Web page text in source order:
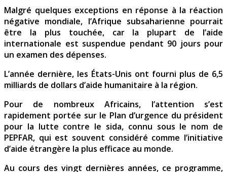
Malgré quelques exceptions en réponse à la réaction
négative mondiale, l’Afrique subsaharienne pourrait
être la plus touchée, car la plupart de l’aide
internationale est suspendue pendant 90 jours pour
un examen des dépenses.
L’année dernière, les États-Unis ont fourni plus de 6,5
milliards de dollars d’aide humanitaire à la région.
Pour de nombreux Africains, l’attention s’est
rapidement portée sur le Plan d’urgence du président
pour la lutte contre le sida, connu sous le nom de
PEPFAR, qui est souvent considéré comme l’initiative
d’aide étrangère la plus efficace au monde.
Au cours des vingt dernières années, ce programme,